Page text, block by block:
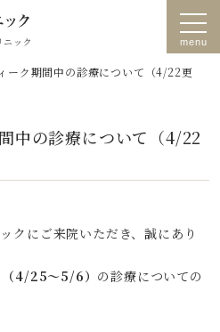
ック
ーク期間中の診療について（4/22更
中の診療について（4/22
クにご来院いただき、誠にあり
4/25～5/6） の診療についての